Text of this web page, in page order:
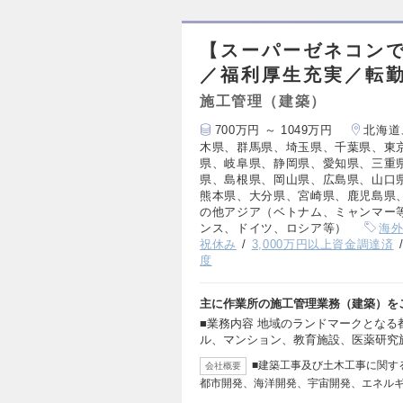
【スーパーゼネコン
／福利厚生充実／転
施工管理（建築）
700万円 ～ 1049万円
北海
木県、群馬県、埼玉県、千葉県、
県、岐阜県、静岡県、愛知県、三
県、島根県、岡山県、広島県、山
熊本県、大分県、宮崎県、鹿児島
の他アジア（ベトナム、ミャンマー
ンス、ドイツ、ロシア等）
海
祝休み
3,000万円以上資金調達済
度
主に作業所の施工管理業務（建築）
■業務内容 地域のランドマークとな
ル、マンション、教育施設、医薬研
会社概要
■建築工事及び土木工事に関
都市開発、海洋開発、宇宙開発、エネル